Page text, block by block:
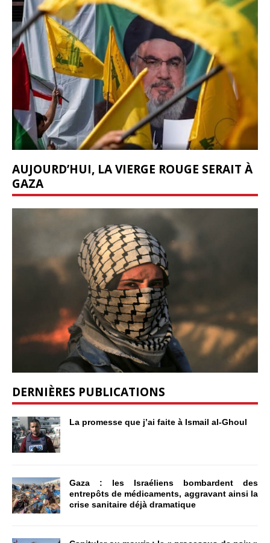
AUJOURD’HUI, LA VIERGE ROUGE SERAIT À
GAZA
DERNIÈRES PUBLICATIONS
La promesse que j’ai faite à Ismail al-Ghoul
Gaza : les Israéliens bombardent des
entrepôts de médicaments, aggravant ainsi la
crise sanitaire déjà dramatique